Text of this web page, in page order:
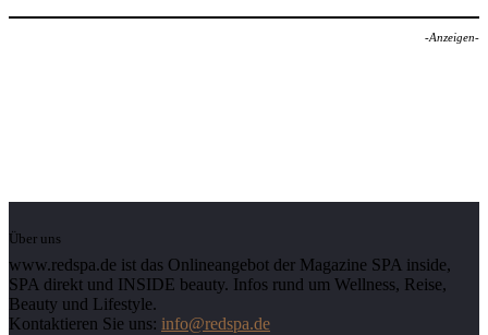
-Anzeigen-
Über uns
www.redspa.de ist das Onlineangebot der Magazine SPA inside,
SPA direkt und INSIDE beauty. Infos rund um Wellness, Reise,
Beauty und Lifestyle.
Kontaktieren Sie uns: info@redspa.de